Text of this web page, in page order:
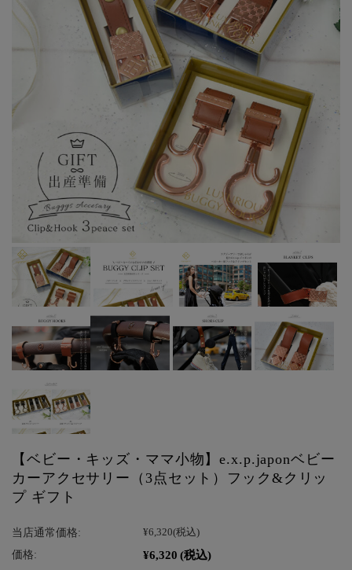
【ベビー・キッズ・ママ小物】e.x.p.japonベビー
カーアクセサリー（3点セット）フック&クリッ
プ ギフト
当店通常価格: ¥6,320(税込)
価格: ¥6,320 (税込)